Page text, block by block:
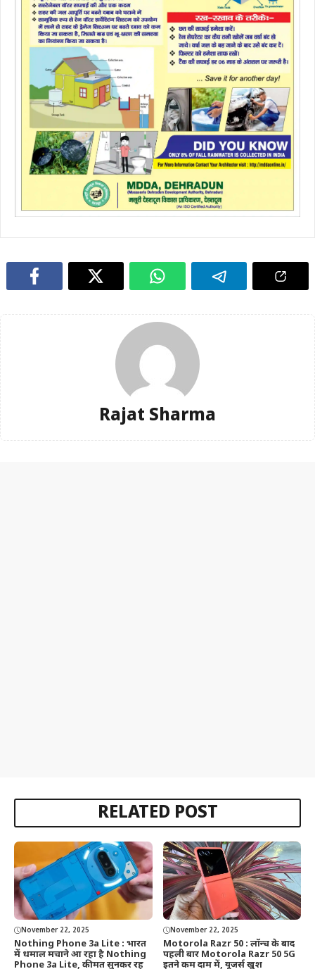
Rajat Sharma
RELATED POST
November 22, 2025
Nothing Phone 3a Lite : भारत
में धमाल मचाने आ रहा है Nothing
Phone 3a Lite, कीमत सुनकर रह
November 22, 2025
Motorola Razr 50 : लॉन्च के बाद
पहली बार Motorola Razr 50 5G
इतने कम दाम में, यूजर्स खुश